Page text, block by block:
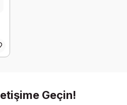
Geçin!